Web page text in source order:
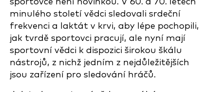
minulého století vědci sledovali srdeční
frekvenci a laktát v krvi, aby lépe pochopili,
jak tvrdě sportovci pracují, ale nyní mají
sportovní vědci k dispozici širokou škálu
nástrojů, z nichž jedním z nejdůležitějších
jsou zařízení pro sledování hráčů.